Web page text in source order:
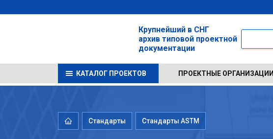
Крупнейший в СНГ
архив типовой проектной
документации
КАТАЛОГ ПРОЕКТОВ ПРОЕКТНЫЕ ОРГАНИЗАЦИИ
Стандарты Стандарты ASTM